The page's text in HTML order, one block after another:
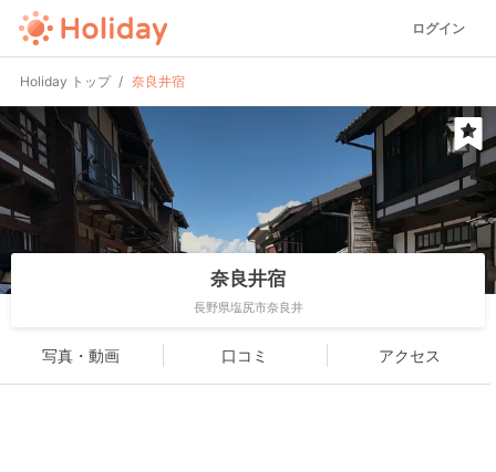
ログイン
Holiday トップ 奈良井宿
奈良井宿
長野県塩尻市奈良井
写真・動画 口コミ アクセス